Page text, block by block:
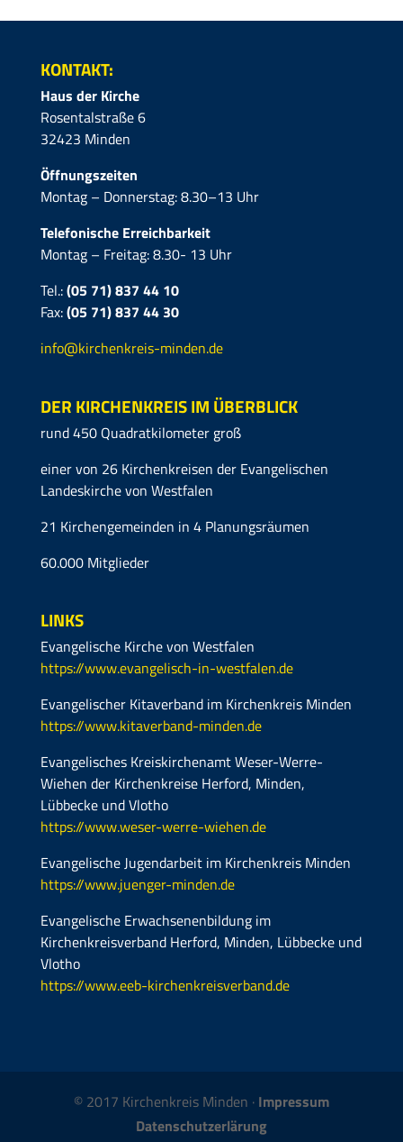
KONTAKT:
Haus der Kirche
Rosentalstraße 6
32423 Minden
Öffnungszeiten
Montag – Donnerstag: 8.30–13 Uhr
Telefonische Erreichbarkeit
Montag – Freitag: 8.30- 13 Uhr
Tel.:(05 71) 837 44 10
Fax:(05 71)837 44 30
info@kirchenkreis-minden.de
DER KIRCHENKREIS IM ÜBERBLICK
rund 450 Quadratkilometer groß
einer von 26 Kirchenkreisen der Evangelischen
Landeskirche von Westfalen
21 Kirchengemeinden in 4 Planungsräumen
60.000 Mitglieder
LINKS
Evangelische Kirche von Westfalen
https://www.evangelisch-in-westfalen.de
Evangelischer Kitaverband im Kirchenkreis Minden
https://www.kitaverband-minden.de
Evangelisches Kreiskirchenamt Weser-Werre-
Wiehen der Kirchenkreise Herford, Minden,
Lübbecke und Vlotho
https://www.weser-werre-wiehen.de
Evangelische Jugendarbeit im Kirchenkreis Minden
https://www.juenger-minden.de
Evangelische Erwachsenenbildung im
Kirchenkreisverband Herford, Minden, Lübbecke und
Vlotho
https://www.eeb-kirchenkreisverband.de
© 2017 Kirchenkreis Minden · Impressum
Datenschutzerlärung